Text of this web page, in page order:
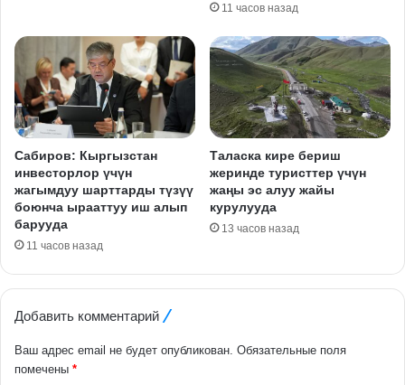
11 часов назад
Сабиров: Кыргызстан
инвесторлор үчүн
жагымдуу шарттарды түзүү
боюнча ырааттуу иш алып
барууда
11 часов назад
Таласка кире бериш
жеринде туристтер үчүн
жаңы эс алуу жайы
курулууда
13 часов назад
Добавить комментарий
Ваш адрес email не будет опубликован. Обязательные поля
помечены *